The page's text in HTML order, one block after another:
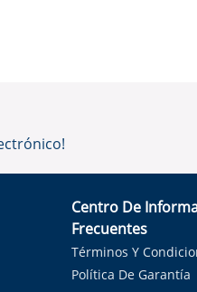
Centro De
Frecuentes
Términos Y
Política De Garantía